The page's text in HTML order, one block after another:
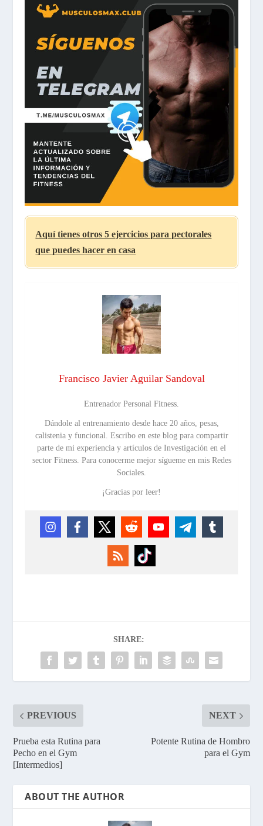
Aquí tienes otros 5 ejercicios para pectorales
que puedes hacer en casa
Francisco Javier Aguilar Sandoval
Entrenador Personal Fitness.
Dándole al entrenamiento desde hace 20 años, pesas,
calistenia y funcional. Escribo en este blog para compartir
parte de mi experiencia y artículos de Investigación en el
sector Fitness. Para conocerme mejor sígueme en mis Redes
Sociales.
¡Gracias por leer!
SHARE:
PREVIOUS
Prueba esta Rutina para
Pecho en el Gym
[Intermedios]
NEXT
Potente Rutina de Hombro
para el Gym
ABOUT THE AUTHOR